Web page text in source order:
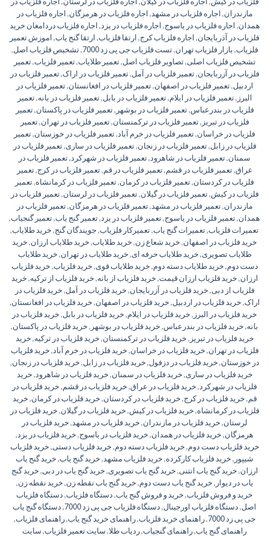
مازندران,اجاره فلزیاب در مشهد,اجاره فلزیاب در هرمزگان,اجاره فلزیاب در
همدان,اجاره فلزیاب در یاسوج,اجاره فلزیاب در یزد,اجاره فلزیاب دردامغان خرید
فلزیاب در آذربایجان,اجاره فلزیاب کرج,ارتقا فلزیاب,ارتقا گنج یاب,اموزش تعمیر
فلزیاب,بازار فلزیاب تهران,تست فلزیاب جی پی زد 7000 ,تشخیص فلزیاب اصل,
تشخیص فلزیاب اصلی,تصاویر فلزیاب اصل,تعمیر طلایاب,تعمیر فلزیاب,تعمیر
فلزیاب در آزربایجان,تعمیر فلزیاب در آمل,تعمیر فلزیاب در اراک,تعمیر فلزیاب در
اردبیل,تعمیر فلزیاب در اصفهان,تعمیر فلزیاب در افغانستان,تعمیر فلزیاب در
البرز ,تعمیر فلزیاب در ایلام,تعمیر فلزیاب در بابل,تعمیر فلزیاب در بانه,تعمیر
فلزیاب در بندرعباس,تعمیر فلزیاب در بوشهر ,تعمیر فلزیاب در پاکستان,تعمیر
فلزیاب در تبریز ,تعمیر فلزیاب در ترکمنستان,تعمیر فلزیاب در تهران,تعمیر
فلزیاب در خراسان,تعمیر فلزیاب در خرم آباد,تعمیر فلزیاب در خوزستان,تعمیر
فلزیاب در زابل,تعمیر فلزیاب در زنجان,تعمیر فلزیاب در ساری,تعمیر فلزیاب در
سمنان,تعمیر فلزیاب در شاهرود,تعمیر فلزیاب در شهرکرد,تعمیر فلزیاب در
عراق,تعمیر فلزیاب در قشم,تعمیر فلزیاب در قم,تعمیر فلزیاب در کرج,تعمیر
فلزیاب در کردستان,تعمیر فلزیاب در کرمان,تعمیر فلزیاب در کرمانشاه,تعمیر
فلزیاب در کیش,تعمیر فلزیاب در گیلان,تعمیر فلزیاب در لرستان,تعمیر فلزیاب در
مازندران,تعمیر فلزیاب در مشهد,تعمیر فلزیاب در هرمزگان,تعمیر فلزیاب در
همدان,تعمیر فلزیاب در یاسوج,تعمیر فلزیاب در یزد,تعمیر گنج یاب,تعمیر گنجیاب,
تعمیرات فلزیاب,تعمیرات گنج یاب,تعمیرکار فلزیاب,جویندگان گنج,خريد طلاياب,
خريد فلزياب در اصفهان,خرید شعاع زن,خرید طلایاب,خرید طلایاب ارزان,خرید
طلایاب تصویری,خرید طلایاب حرفه ای,خرید طلایاب در تهران,خرید طلایاب
دست دوم,خرید طلایاب دسته دوم,خرید طلایاب قوی,خرید فلزیاب,خرید فلزیاب
ارزان,خرید فلزیاب ارزان قیمت,خرید فلزیاب از بانه,خرید فلزیاب از ترکیه,خرید
فلزیاب از دبی,خرید فلزیاب در آزربایجان,خرید فلزیاب در آمل,خرید فلزیاب در
اراک,خرید فلزیاب در اردبیل,خرید فلزیاب در اصفهان,خرید فلزیاب در افغانستان,
خرید فلزیاب در البرز ,خرید فلزیاب در ایلام,خرید فلزیاب در بابل,خرید فلزیاب در
بانه,خرید فلزیاب در بندرعباس,خرید فلزیاب در بوشهر ,خرید فلزیاب در پاکستان,
خرید فلزیاب در تبریز ,خرید فلزیاب در ترکمنستان,خرید فلزیاب در ترکیه,خرید
فلزیاب در تهران,خرید فلزیاب در خراسان,خرید فلزیاب در خرم آباد,خرید فلزیاب
در خوزستان,خرید فلزیاب در دزفول,خرید فلزیاب در زابل,خرید فلزیاب در زنجان,
خرید فلزیاب در ساری,خرید فلزیاب در سمنان,خرید فلزیاب در شاهرود,خرید
فلزیاب در شهرکرد,خرید فلزیاب در عراق,خرید فلزیاب در قشم,خرید فلزیاب در
قم,خرید فلزیاب در کرج,خرید فلزیاب در کردستان,خرید فلزیاب در کرمان,خرید
فلزیاب در کرمانشاه,خرید فلزیاب در کیش,خرید فلزیاب در گیلان,خرید فلزیاب در
لرستان,خرید فلزیاب در مازندران,خرید فلزیاب در مشهد,خرید فلزیاب در
هرمزگان,خرید فلزیاب در همدان,خرید فلزیاب در یاسوج,خرید فلزیاب در یزد,
خرید فلزیاب دست دوم,خرید فلزیاب دسته دوم,خرید فلزیاب دستی,خرید فلزیاب
شیپور ,خرید فلزیاب کارکرده,خرید فلزیاب مشهد,خرید گنج یاب,خرید گنج یاب
ارزان,خرید گنج یاب انتنی,خرید گنج یاب تصویری,خرید گنج یاب در دبی,خرید گنج
یاب در دیوار ,خرید گنج یاب دست دوم,خرید گنج یاب نقطه زن,خرید نقطه زن,
خرید و فروش فلزیاب,خرید و فروش گنج یاب,دستگاه فلزیاب,دستگاه فلزیاب
اصل,دستگاه فلزیاب اورجینال,دستگاه فلزیاب جی پی زد 7000 ,دستگاه گنج یاب
جی پی زد 7000
,راهنمای خرید فلزیاب,راهنمای خرید گنج یاب,راهنمای فلزیاب,
راهنمای گنج یاب,راهنمای گنجیاب,ردیاب طلا,سایت تعمیر فلزیاب,سایت